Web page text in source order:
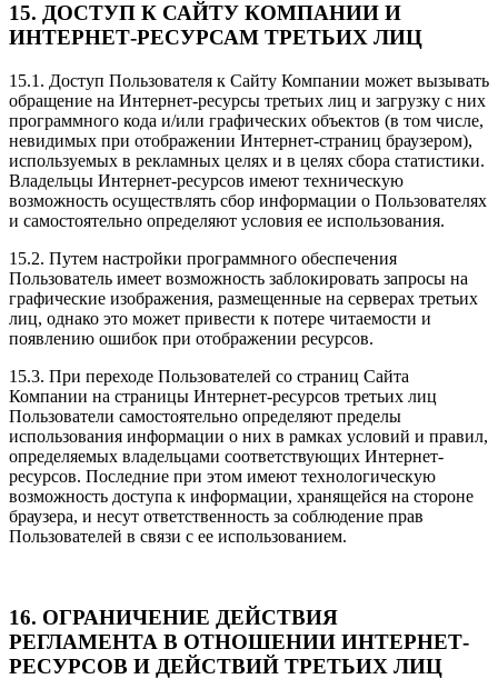
15. ДОСТУП К САЙТУ КОМПАНИИ И
ИНТЕРНЕТ-РЕСУРСАМ ТРЕТЬИХ ЛИЦ
15.1. Доступ Пользователя к Сайту Компании может вызывать
обращение на Интернет-ресурсы третьих лиц и загрузку с них
программного кода и/или графических объектов (в том числе,
невидимых при отображении Интернет-страниц браузером),
используемых в рекламных целях и в целях сбора статистики.
Владельцы Интернет-ресурсов имеют техническую
возможность осуществлять сбор информации о Пользователях
и самостоятельно определяют условия ее использования.
15.2. Путем настройки программного обеспечения
Пользователь имеет возможность заблокировать запросы на
графические изображения, размещенные на серверах третьих
лиц, однако это может привести к потере читаемости и
появлению ошибок при отображении ресурсов.
15.3. При переходе Пользователей со страниц Сайта
Компании на страницы Интернет-ресурсов третьих лиц
Пользователи самостоятельно определяют пределы
использования информации о них в рамках условий и правил,
определяемых владельцами соответствующих Интернет-
ресурсов. Последние при этом имеют технологическую
возможность доступа к информации, хранящейся на стороне
браузера, и несут ответственность за соблюдение прав
Пользователей в связи с ее использованием.
16. ОГРАНИЧЕНИЕ ДЕЙСТВИЯ
РЕГЛАМЕНТА В ОТНОШЕНИИ ИНТЕРНЕТ-
РЕСУРСОВ И ДЕЙСТВИЙ ТРЕТЬИХ ЛИЦ